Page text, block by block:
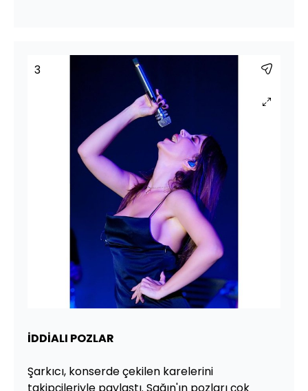
3
İDDİALI POZLAR
Şarkıcı, konserde çekilen karelerini